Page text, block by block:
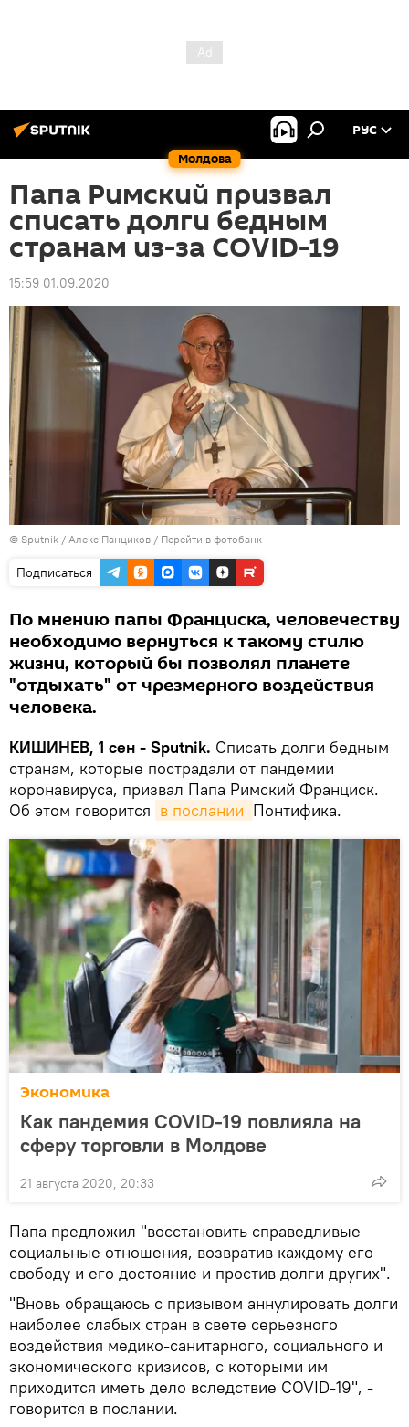
Молдова
РУС
Папа Римский призвал
списать долги бедным
странам из-за COVID-19
15:59 01.09.2020
© Sputnik / Алекс Панциков / Перейти в фотобанк
Подписаться
По мнению папы Франциска, человечеству
необходимо вернуться к такому стилю
жизни, который бы позволял планете
"отдыхать" от чрезмерного воздействия
человека.
КИШИНЕВ, 1 сен - Sputnik. Списать долги бедным
странам, которые пострадали от пандемии
коронавируса, призвал Папа Римский Франциск.
Об этом говорится в послании Понтифика.
Экономика
Как пандемия COVID-19 повлияла на
сферу торговли в Молдове
21 августа 2020, 20:33
Папа предложил "восстановить справедливые
социальные отношения, возвратив каждому его
свободу и его достояние и простив долги других".
"Вновь обращаюсь с призывом аннулировать долги
наиболее слабых стран в свете серьезного
воздействия медико-санитарного, социального и
экономического кризисов, с которыми им
приходится иметь дело вследствие COVID-19", -
говорится в послании.